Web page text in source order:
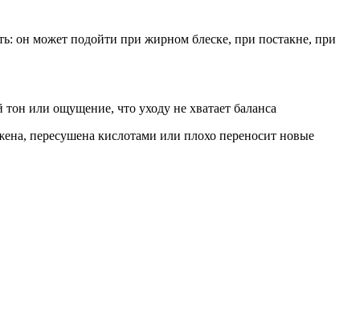
он может подойти при жирном блеске, при постакне, при
или ощущение, что уходу не хватает баланса
пересушена кислотами или плохо переносит новые